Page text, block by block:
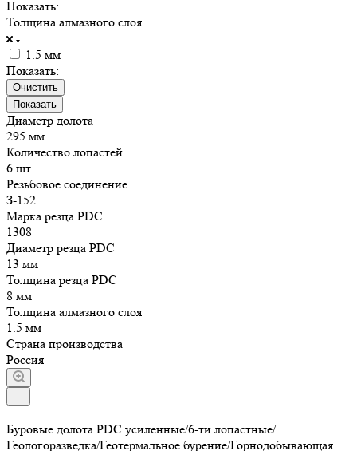
Показать:
Толщина алмазного слоя
1.5 мм
Показать:
Очистить
Диаметр долота
295 мм
Количество лопастей
6 шт
Резьбовое соединение
З-152
Марка резца PDC
1308
Диаметр резца PDC
13 мм
Толщина резца PDC
8 мм
Толщина алмазного слоя
1.5 мм
Страна производства
Россия
Буровые долота PDC усиленные/6-ти лопастные/
Геологоразведка/Геотермальное бурение/Горнодобывающая